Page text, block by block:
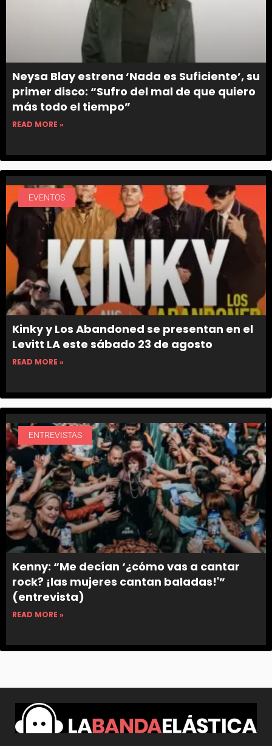
Neysa Blay estrena ‘Nada es Suficiente’, su
primer disco: “Sufro del mal de que quiero
más todo el tiempo”
READ MORE »
EVENTOS
Kinky y Los Abandoned se presentan en el
Levitt LA este sábado 23 de agosto
READ MORE »
ENTREVISTAS
Kenny: “Me decían ‘¿cómo vas a cantar
rock? ¡las mujeres cantan baladas!'”
(entrevista)
READ MORE »